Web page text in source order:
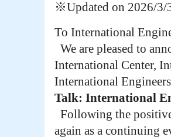
※Updated on 2026/3/
To International
We are pleased to
International Center,
International
Talk: International
Following the
again as a continuing